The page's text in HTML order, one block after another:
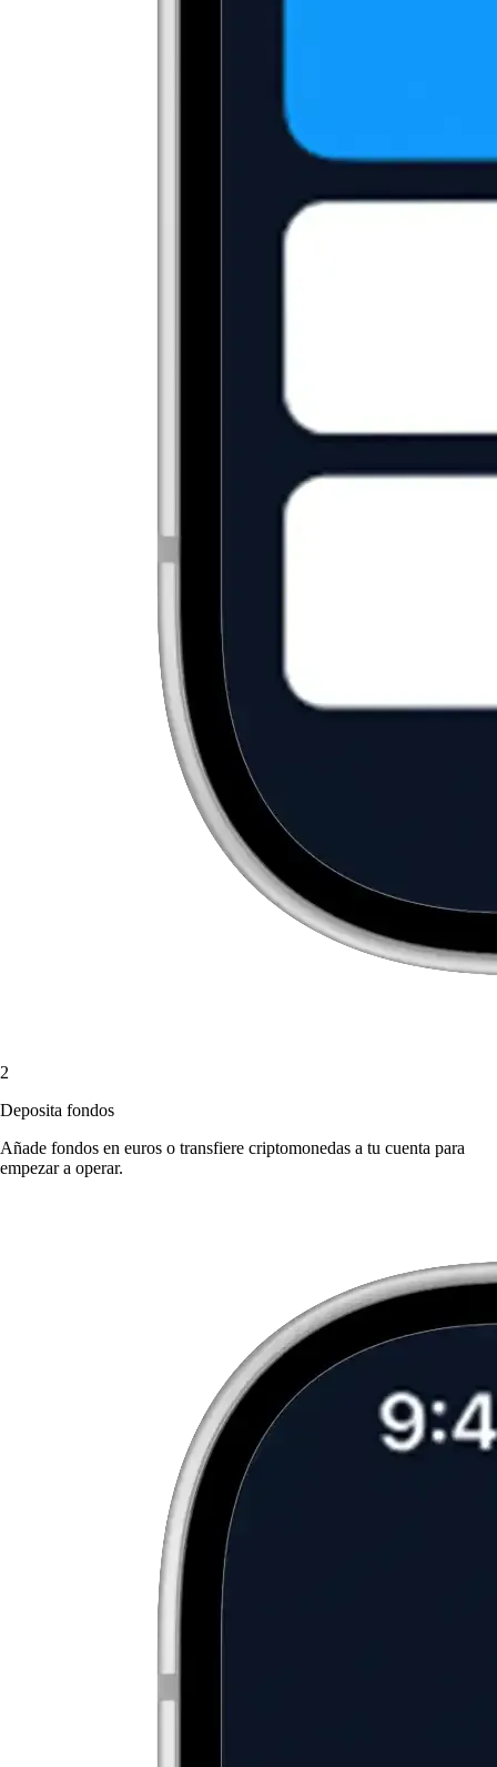
2
Deposita fondos
Añade fondos en euros o transfiere criptomonedas a tu cuenta para
empezar a operar.